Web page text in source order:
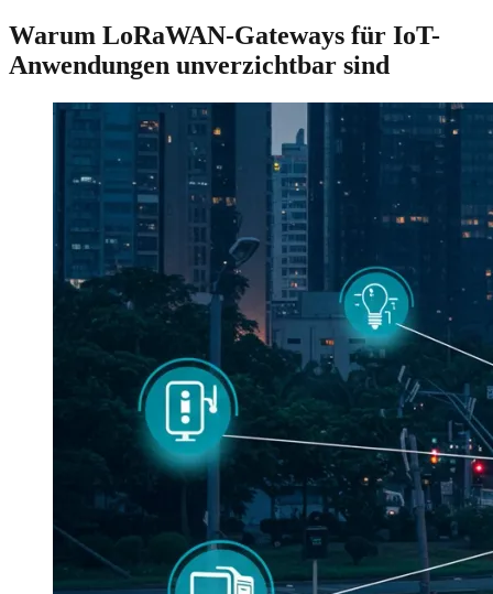
Warum LoRaWAN-Gateways für IoT-
Anwendungen unverzichtbar sind